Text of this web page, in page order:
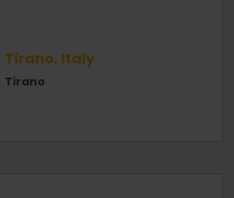
Tirano, Italy
Tirano